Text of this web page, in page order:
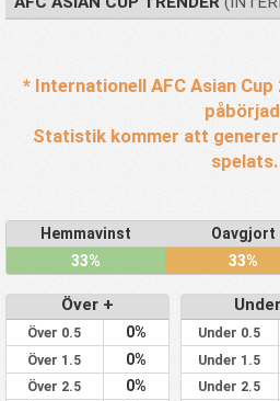
* Internationell AFC Asian
Statistik kommer att
spelats.
Hemmavinst Oavgjort
33%
33%
Över +
Över 0.5 0%
Över 1.5 0%
Över 2.5 0%
Under 0.5
Under 1.5
Under 2.5